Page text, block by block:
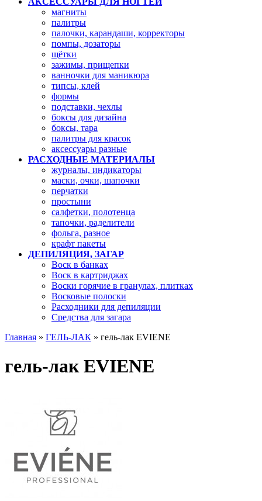
магниты
палитры
палочки, карандаши, корректоры
помпы, дозаторы
щётки
зажимы, прищепки
ванночки для маникюра
типсы, клей
формы
подставки, чехлы
боксы для дизайна
боксы, тара
палитры для красок
аксессуары разные
РАСХОДНЫЕ МАТЕРИАЛЫ
журналы, индикаторы
маски, очки, шапочки
перчатки
простыни
салфетки, полотенца
тапочки, раделители
фольга, разное
крафт пакеты
ДЕПИЛЯЦИЯ, ЗАГАР
Воск в банках
Воск в картриджах
Воски горячие в гранулах, плитках
Восковые полоски
Расходники для депиляции
Средства для загара
Главная » ГЕЛЬ-ЛАК » гель-лак EVIENE
гель-лак EVIENE